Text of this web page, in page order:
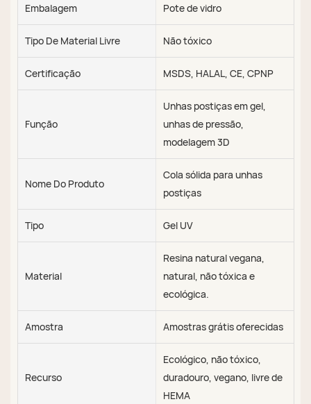
Embalagem Pote de vidro
Tipo De Material Livre Não tóxico
Certificação MSDS, HALAL, CE, CPNP
Função
Unhas postiças em gel,
unhas de pressão,
modelagem 3D
Nome Do Produto
Cola sólida para unhas
postiças
Tipo Gel UV
Material
Resina natural vegana,
natural, não tóxica e
ecológica.
Amostra Amostras grátis oferecidas
Recurso
Ecológico, não tóxico,
duradouro, vegano, livre de
HEMA